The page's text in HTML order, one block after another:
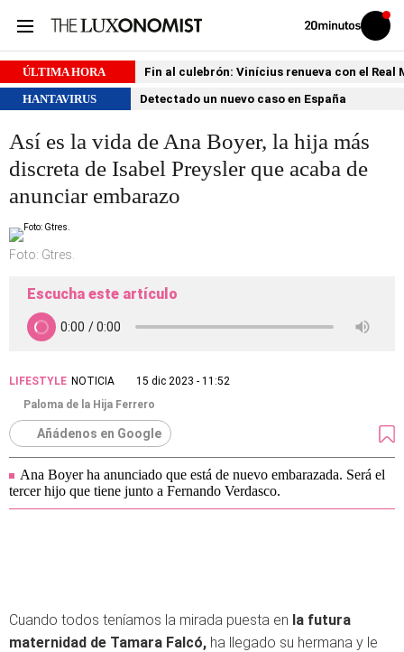
Volver
Iniciar
sesión
ÚLTIMA HORA
Fin al culebrón: Vinícius renueva con el Real
HANTAVIRUS
Detectado un nuevo caso en España
Así es la vida de Ana Boyer, la hija más
discreta de Isabel Preysler que acaba de
anunciar embarazo
Foto: Gtres.
Escucha este artículo
LIFESTYLE NOTICIA
15 dic 2023 - 11:52
Paloma de la Hija Ferrero
Añádenos en Google
Ana Boyer ha anunciado que está de nuevo embarazada. Será el
tercer hijo que tiene junto a Fernando Verdasco.
Cuando todos teníamos la mirada puesta en la futura
maternidad de Tamara Falcó, ha llegado su hermana y le